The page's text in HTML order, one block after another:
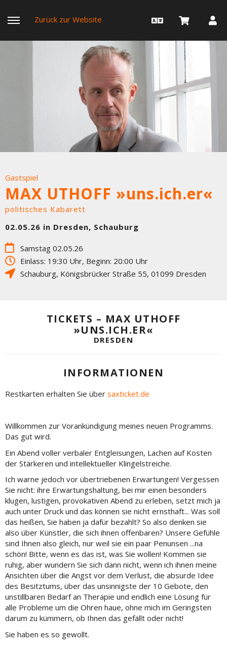
Zurück zur Website
Gastspiel
MAX UTHOFF »uns.ich.er«
politisches Kabarett
02.05.26 in Dresden, Schauburg
Samstag 02.05.26
Einlass: 19:30 Uhr, Beginn: 20:00 Uhr
Schauburg, Königsbrücker Straße 55, 01099 Dresden
TICKETS – MAX UTHOFF
»UNS.ICH.ER«
DRESDEN
INFORMATIONEN
Restkarten erhalten Sie über saxticket.de
Willkommen zur Vorankündigung meines neuen Programms.
Das gut wird.
Ein Abend voller verbaler Entgleisungen, Lachen auf Kosten
der Stärkeren und intellektueller Klingelstreiche.
Ich warne jedoch vor übertriebenen Erwartungen! Vergessen
Sie nicht: ihre Erwartungshaltung, bei mir einen besonders
klugen, lustigen, provokativen Abend zu erleben, setzt mich ja
auch unter Druck und das können sie nicht ernsthaft... Was soll
das heißen, Sie haben ja dafür bezahlt? So also denken sie
also über Künstler, die sich ihnen offenbaren? Unsere Gefühle
sind Ihnen also gleich, nur weil sie ein paar Penunsen ...na
schön! Bitte, wenn es das ist, was Sie wollen! Kommen sie
ruhig, aber wundern Sie sich dann nicht, wenn ich ihnen meine
Ansichten über die Angst vor dem Verlust, die absurde Idee
des Besitztums, über das unsinnigste der 10 Gebote, den
unstillbaren Bedarf an Therapie und endlich eine Lösung für
alle Probleme um die Ohren haue, ohne mich im Geringsten
darum zu kümmern, ob Ihnen das gefällt oder nicht!
Sie haben es so gewollt.